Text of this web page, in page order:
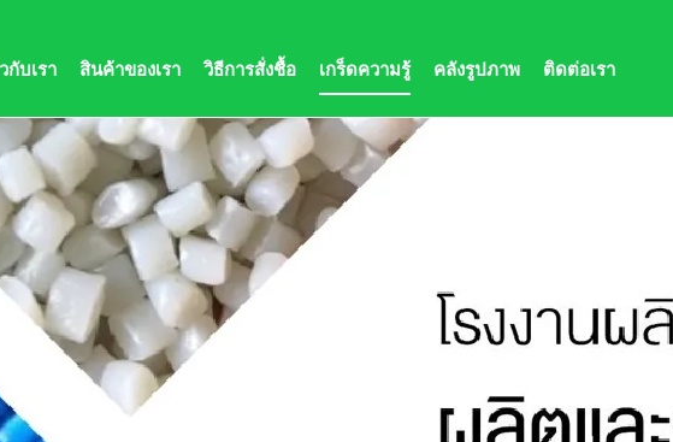
กับเรา สินค้าของเรา วิธีการสั่งชื้อ เกร็ดความรู้ คลังรูปภาพ ติดต่อเรา